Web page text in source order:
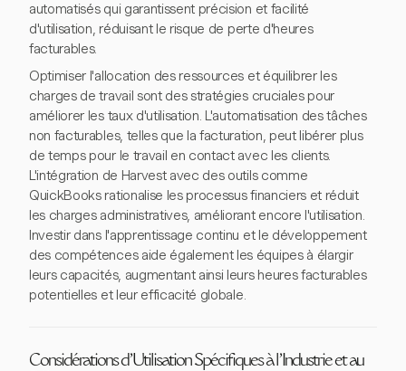
automatisés qui garantissent précision et facilité
d'utilisation, réduisant le risque de perte d'heures
facturables.
Optimiser l'allocation des ressources et équilibrer les
charges de travail sont des stratégies cruciales pour
améliorer les taux d'utilisation. L'automatisation des tâches
non facturables, telles que la facturation, peut libérer plus
de temps pour le travail en contact avec les clients.
L'intégration de Harvest avec des outils comme
QuickBooks rationalise les processus financiers et réduit
les charges administratives, améliorant encore l'utilisation.
Investir dans l'apprentissage continu et le développement
des compétences aide également les équipes à élargir
leurs capacités, augmentant ainsi leurs heures facturables
potentielles et leur efficacité globale.
Considérations d'Utilisation Spécifiques à l'Industrie et au